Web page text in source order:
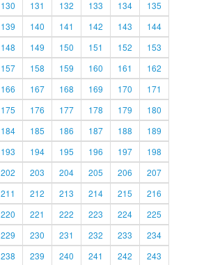
130 131 132 133 134
135
139 140 141 142 143
144
148 149 150 151 152
153
157 158 159 160 161
162
166 167 168 169 170
171
175 176 177 178 179
180
184 185 186 187 188
189
193 194 195 196 197
198
202 203 204 205 206
207
211 212 213 214 215
216
220 221 222 223 224
225
229 230 231 232 233
234
238 239 240 241 242 243